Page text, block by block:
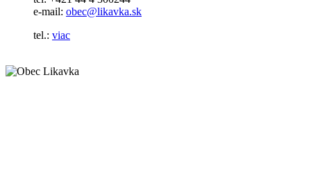
e-mail: obec@likavka.sk
tel.: viac